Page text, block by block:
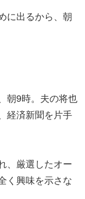
に出るから、朝
朝9時。夫の将也
経済新聞を片手
、厳選したオー
く興味を示さな